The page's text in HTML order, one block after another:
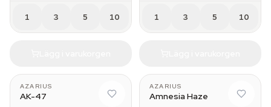
1 3 5 10 1 3 5 10
AZARIUS
AK-47
AZARIUS
Amnesia Haze